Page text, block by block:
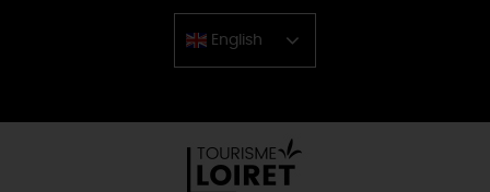
English
Chinese